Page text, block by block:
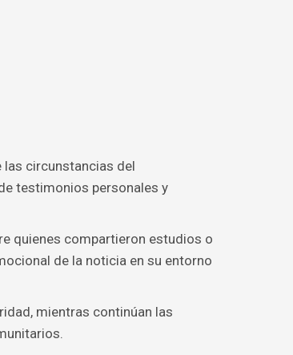
circunstancias del
testimonios personales y
quienes compartieron estudios o
de la noticia en su entorno
mientras continúan las